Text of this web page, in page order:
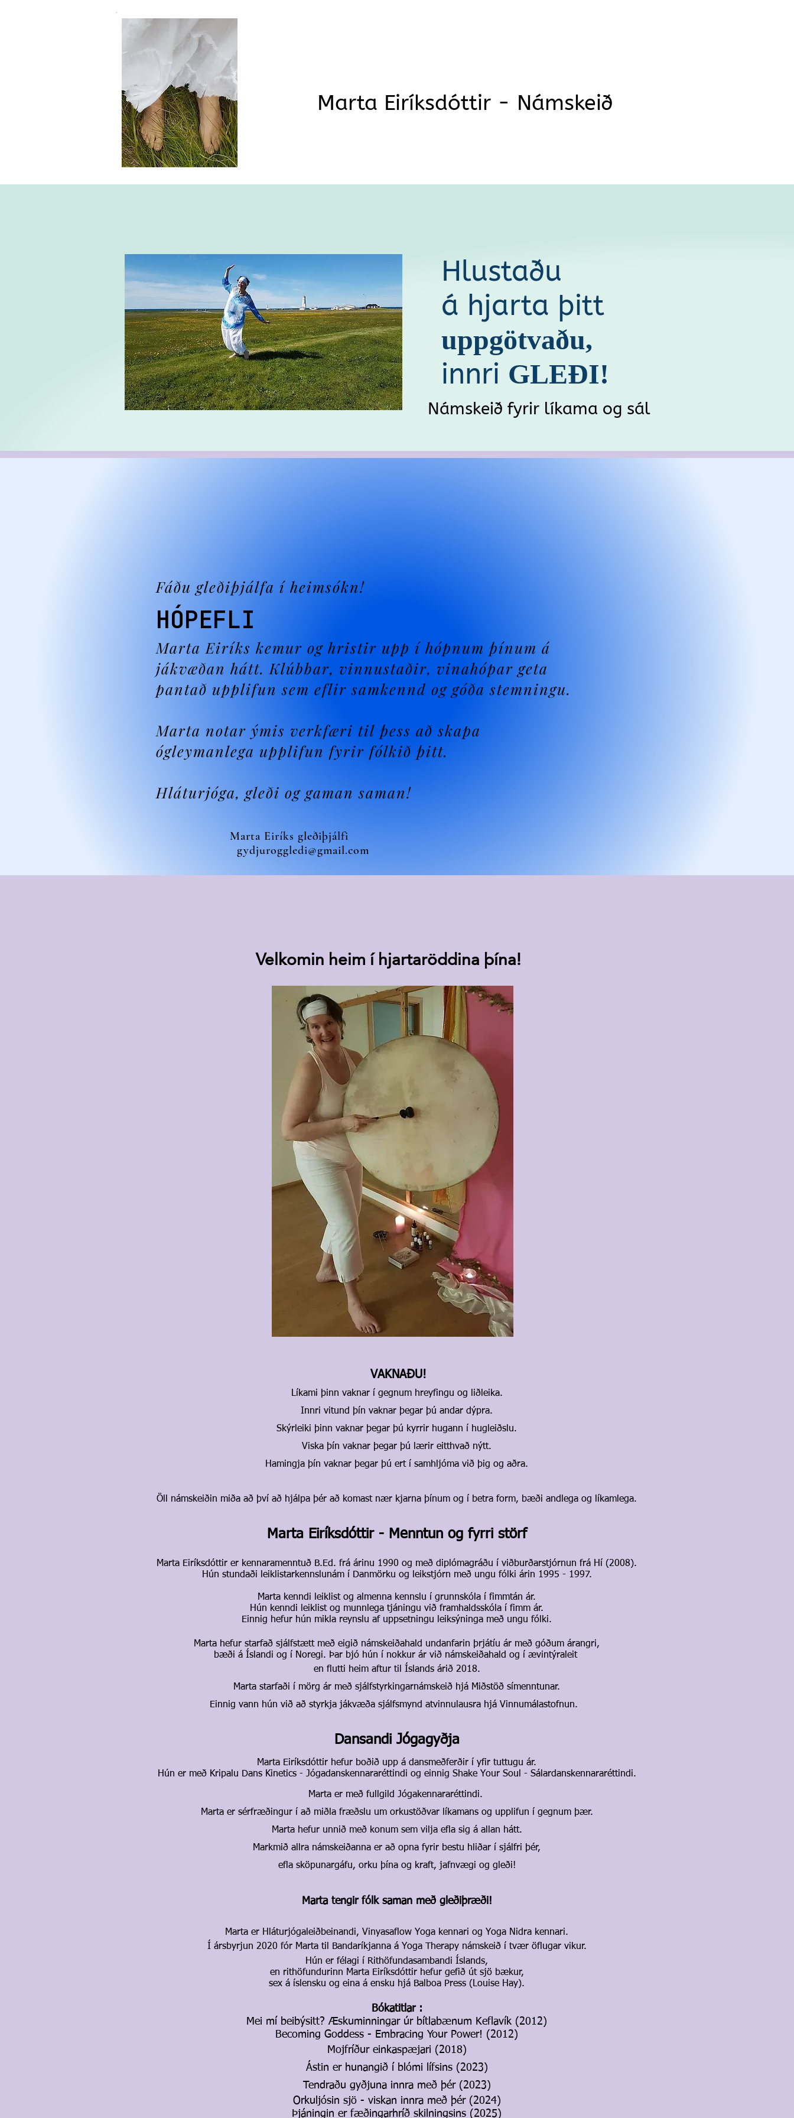
Marta Eiríksdóttir - Námskeið
Hlustaðu
á hjarta þitt
uppgötvaðu,
innri GLEÐI!
Námskeið fyrir líkama og sál
Fáðu gleðiþjálfa í heimsókn!
HÓPEFLI
Marta Eiríks kemur og hristir upp í hópnum þínum á
jákvæðan hátt. Klúbbar, vinnustaðir, vinahópar geta
pantað upplifun sem eflir samkennd og góða stemningu.
Marta notar ýmis verkfæri til þess að skapa
ógleymanlega upplifun fyrir fólkið þitt.
Hláturjóga, gleði og gaman saman!
Marta Eiríks gleðiþjálfi
gydjuroggledi@gmail.com
Velkomin heim í hjartaröddina þína!
VAKNAÐU!
Líkami þinn vaknar í gegnum hreyfingu og liðleika.
Innri vitund þín vaknar þegar þú andar dýpra.
Skýrleiki þinn vaknar þegar þú kyrrir hugann í hugleiðslu.
Viska þín vaknar þegar þú lærir eitthvað nýtt.
Hamingja þín vaknar þegar þú ert í samhljóma við þig og aðra.
Öll námskeiðin miða að því að hjálpa þér að komast nær kjarna þínum og í betra form, bæði andlega og líkamlega.
Marta Eiríksdóttir - Menntun og fyrri störf
Marta Eiríksdóttir er kennaramenntuð B.Ed. frá árinu 1990 og með diplómagráðu í viðburðarstjórnun frá Hí (2008).
Hún stundaði leiklistarkennslunám í Danmörku og leikstjórn með ungu fólki árin 1995 - 1997.
Marta kenndi leiklist og almenna kennslu í grunnskóla í fimmtán ár.
Hún kenndi leiklist og munnlega tjáningu við framhaldsskóla í fimm ár.
Einnig hefur hún mikla reynslu af uppsetningu leiksýninga með ungu fólki.
Marta hefur starfað sjálfstætt með eigið námskeiðahald undanfarin þrjátíu ár með góðum árangri,
bæði á Íslandi og í Noregi. Þar bjó hún í nokkur ár við námskeiðahald og í ævintýraleit
en flutti heim aftur til Íslands árið 2018.
Marta starfaði í mörg ár með sjálfstyrkingarnámskeið hjá Miðstöð símenntunar.
Einnig vann hún við að styrkja jákvæða sjálfsmynd atvinnulausra hjá Vinnumálastofnun.
Dansandi Jógagyðja
Marta Eiríksdóttir hefur boðið upp á dansmeðferðir í yfir tuttugu ár.
Hún er með Kripalu Dans Kinetics - Jógadanskennararéttindi og einnig Shake Your Soul - Sálardanskennararéttindi.
Marta er með fullgild Jógakennararéttindi.
Marta er sérfræðingur í að miðla fræðslu um orkustöðvar líkamans og upplifun í gegnum þær.
Marta hefur unnið með konum sem vilja efla sig á allan hátt.
Markmið allra námskeiðanna er að opna fyrir bestu hliðar í sjálfri þér,
efla sköpunargáfu, orku þína og kraft, jafnvægi og gleði!
Marta tengir fólk saman með gleðiþræði!
Marta er Hláturjógaleiðbeinandi, Vinyasaflow Yoga kennari og Yoga Nidra kennari.
Í ársbyrjun 2020 fór Marta til Bandaríkjanna á Yoga Therapy námskeið í tvær öflugar vikur.
Hún er félagi í Rithöfundasambandi Íslands,
en rithöfundurinn Marta Eiríksdóttir hefur gefið út sjö bækur,
sex á íslensku og eina á ensku hjá Balboa Press (Louise Hay).
Bókatitlar :
Mei mí beibýsitt? Æskuminningar úr bítlabænum Keflavík (2012)
Becoming Goddess - Embracing Your Power! (2012)
Mojfríður einkaspæjari (2018)
Ástin er hunangið í blómi lífsins (2023)
Tendraðu gyðjuna innra með þér (2023)
Orkuljósin sjö - viskan innra með þér (2024)
Þjáningin er fæðingarhríð skilningsins (2025)